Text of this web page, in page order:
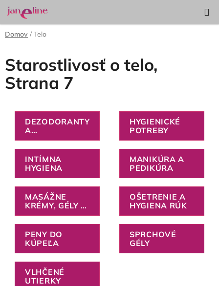
Prejsť
na
obsah
KOŠÍK
Domov / Telo
Starostlivosť o telo,
Strana 7
DEZODORANTY
A
ANTIPERSPIRANTY
HYGIENICKÉ
POTREBY
INTÍMNA
HYGIENA
MANIKÚRA A
PEDIKÚRA
MASÁŽNE
KRÉMY, GÉLY A
MASTIČKY
OŠETRENIE A
HYGIENA RÚK
PENY DO
KÚPEĽA
SPRCHOVÉ
GÉLY
VLHČENÉ
UTIERKY